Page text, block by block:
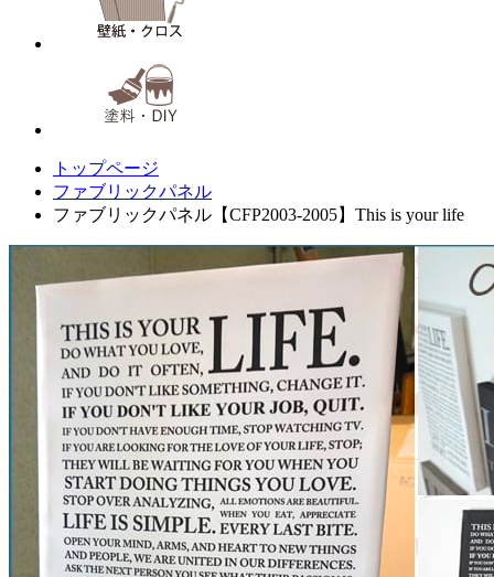
トップページ
ファブリックパネル
ファブリックパネル【CFP2003-2005】This is your life